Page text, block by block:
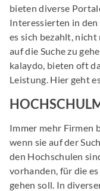
bieten diverse
Interessierten in
es sich bezahlt,
auf die Suche zu
kalaydo, bieten oft
Leistung. Hier geht
Immer mehr Firmen
wenn sie auf der
den Hochschulen
vorhanden, für die
gehen soll. In